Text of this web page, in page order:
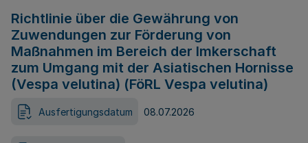
Richtlinie über die Gewährung von
Zuwendungen zur Förderung von
Maßnahmen im Bereich der Imkerschaft
zum Umgang mit der Asiatischen Hornisse
(Vespa velutina) (FöRL Vespa velutina)
Ausfertigungsdatum 08.07.2026